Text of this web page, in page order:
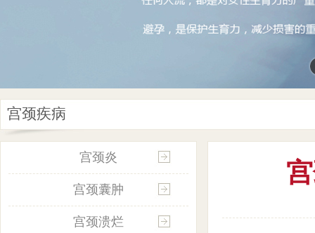
宫颈疾病
宫颈炎
宫颈囊肿
宫颈溃烂